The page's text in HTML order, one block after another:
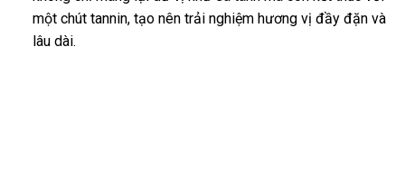
một chút tannin, tạo nên trải nghiệm hương vị đầy đặn và
lâu dài.